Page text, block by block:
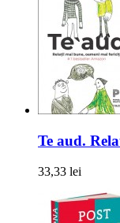
Te aud.
33,33 lei